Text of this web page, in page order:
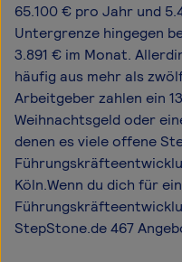
65.100 € pro Jahr und
Untergrenze hingegen
3.891 € im Monat.
häufig aus mehr als
Arbeitgeber zahlen ein
Weihnachtsgeld oder
denen es viele offene
Köln.Wenn du dich für
StepStone.de 467